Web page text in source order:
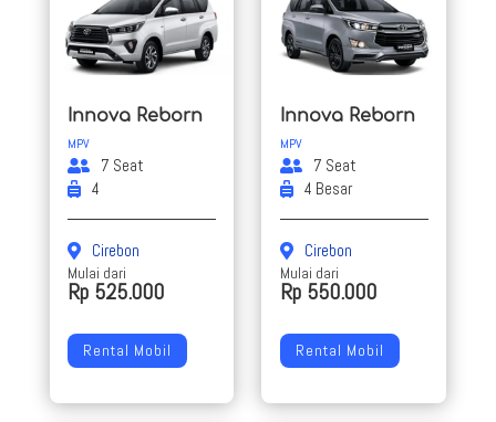
Innova Reborn
MPV
7 Seat
4
Cirebon
Mulai dari
Rp 525.000
Rental Mobil
Innova Reborn
MPV
7 Seat
4 Besar
Cirebon
Mulai dari
Rp 550.000
Rental Mobil